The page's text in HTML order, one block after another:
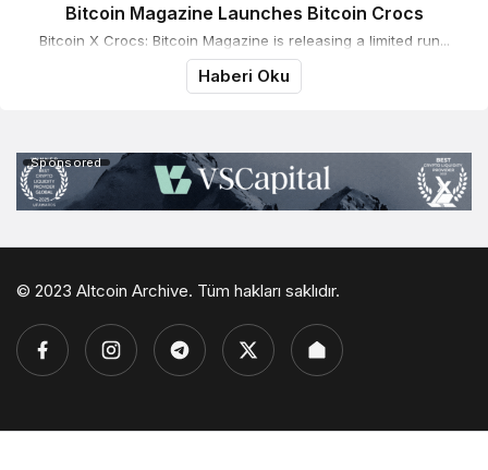
Bitcoin Magazine Launches Bitcoin Crocs
Bitcoin X Crocs: Bitcoin Magazine is releasing a limited run...
Haberi Oku
Sponsored
© 2023 Altcoin Archive. Tüm hakları saklıdır.